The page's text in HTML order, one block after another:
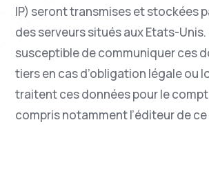
IP) seront transmises et stockées
des serveurs situés aux Etats-
susceptible de communiquer ces
tiers en cas d’obligation légale ou
traitent ces données pour le
compris notamment l’éditeur de